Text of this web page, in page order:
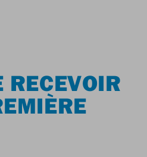
RECEVOIR